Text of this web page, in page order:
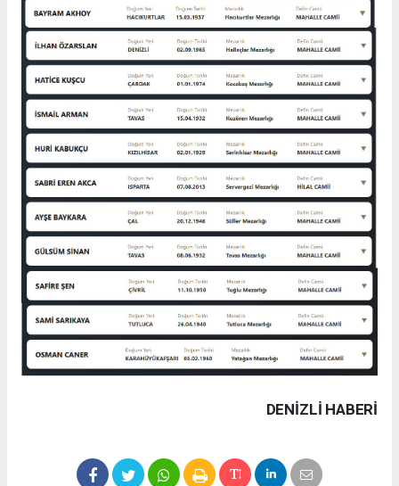
DENIZLI HABERİ